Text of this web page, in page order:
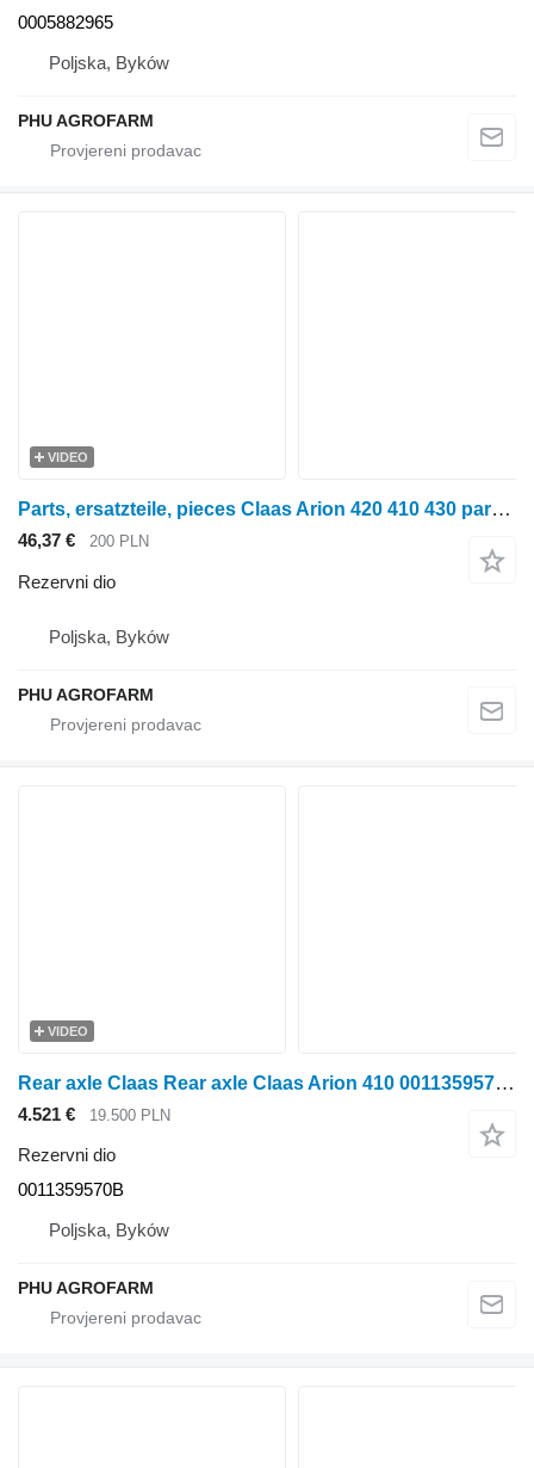
0005882965
Poljska, Byków
PHU AGROFARM
VIDEO
Parts, ersatzteile, pieces Claas Arion 420 410 430 parts, ersatzteile, pieces za Claas Arion 420 410 430 traktora točkaša
46,37 € 200 PLN
Rezervni dio
Poljska, Byków
PHU AGROFARM
VIDEO
Rear axle Claas Rear axle Claas Arion 410 0011359570B za Claas Arion 410 traktora točkaša
4.521 € 19.500 PLN
Rezervni dio
0011359570B
Poljska, Byków
PHU AGROFARM